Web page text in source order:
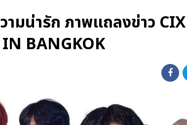
มน่ารัก ภาพแถลงข่าว CIX
IN BANGKOK